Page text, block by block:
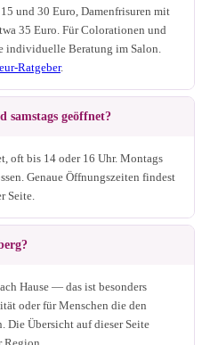
und 30 Euro, Damenfrisuren mit
35 Euro. Für Colorationen und
individuelle Beratung im Salon.
Ratgeber.
samstags geöffnet?
oft bis 14 oder 16 Uhr. Montags
Genaue Öffnungszeiten findest
Seite.
Hause — das ist besonders
oder für Menschen die den
Die Übersicht auf dieser Seite